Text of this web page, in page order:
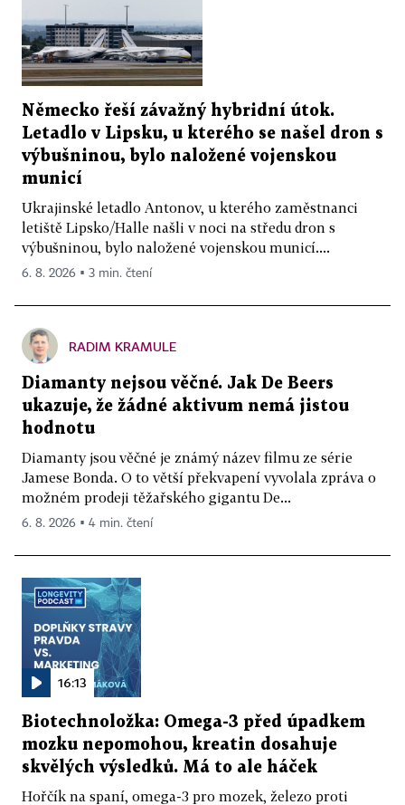
Německo řeší závažný hybridní útok.
Letadlo v Lipsku, u kterého se našel dron s
výbušninou, bylo naložené vojenskou
municí
Ukrajinské letadlo Antonov, u kterého zaměstnanci
letiště Lipsko/Halle našli v noci na středu dron s
výbušninou, bylo naložené vojenskou municí....
6. 8. 2026 ▪ 3 min. čtení
RADIM KRAMULE
Diamanty nejsou věčné. Jak De Beers
ukazuje, že žádné aktivum nemá jistou
hodnotu
Diamanty jsou věčné je známý název filmu ze série
Jamese Bonda. O to větší překvapení vyvolala zpráva o
možném prodeji těžařského gigantu De...
6. 8. 2026 ▪ 4 min. čtení
16:13
Biotechnoložka: Omega-3 před úpadkem
mozku nepomohou, kreatin dosahuje
skvělých výsledků. Má to ale háček
Hořčík na spaní, omega-3 pro mozek, železo proti